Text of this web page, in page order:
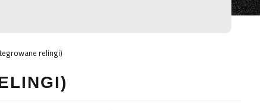
relingi)